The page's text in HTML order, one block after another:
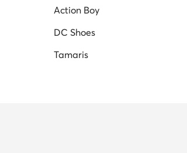
Action Boy
DC Shoes
Tamaris